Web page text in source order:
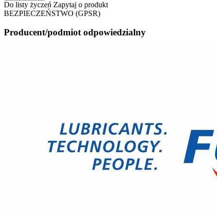
Do listy życzeń Zapytaj o produkt
BEZPIECZEŃSTWO (GPSR)
Producent/podmiot odpowiedzialny